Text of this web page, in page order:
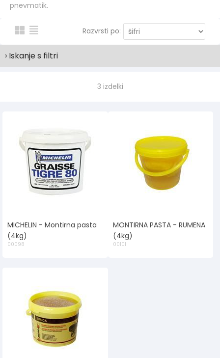
pnevmatik.
Razvrsti po:
› Iskanje s filtri
3 izdelki
MICHELIN - Montirna pasta
(4kg)
00098
MONTIRNA PASTA - RUMENA
(4kg)
00101